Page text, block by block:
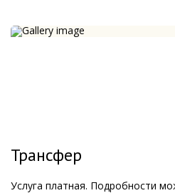
Трансфер
Услуга платная. Подробности